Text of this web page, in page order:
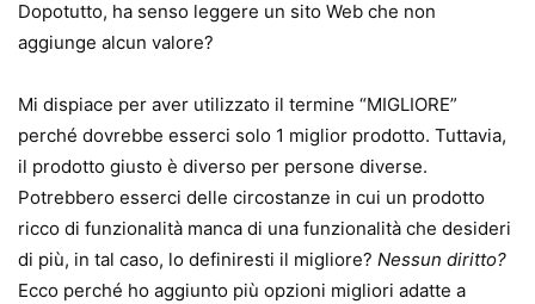
Dopotutto, ha senso leggere un sito Web che non
aggiunge alcun valore?
Mi dispiace per aver utilizzato il termine “MIGLIORE”
perché dovrebbe esserci solo 1 miglior prodotto. Tuttavia,
il prodotto giusto è diverso per persone diverse.
Potrebbero esserci delle circostanze in cui un prodotto
ricco di funzionalità manca di una funzionalità che desideri
di più, in tal caso, lo definiresti il ​​migliore? Nessun diritto?
Ecco perché ho aggiunto più opzioni migliori adatte a